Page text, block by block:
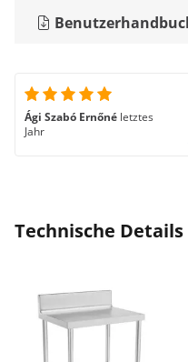
Ági Szabó Ernőné letztes
Jahr
Technische Details